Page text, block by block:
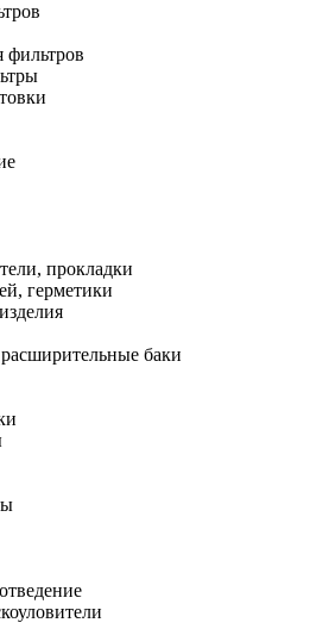
прокладки
герметики
баки